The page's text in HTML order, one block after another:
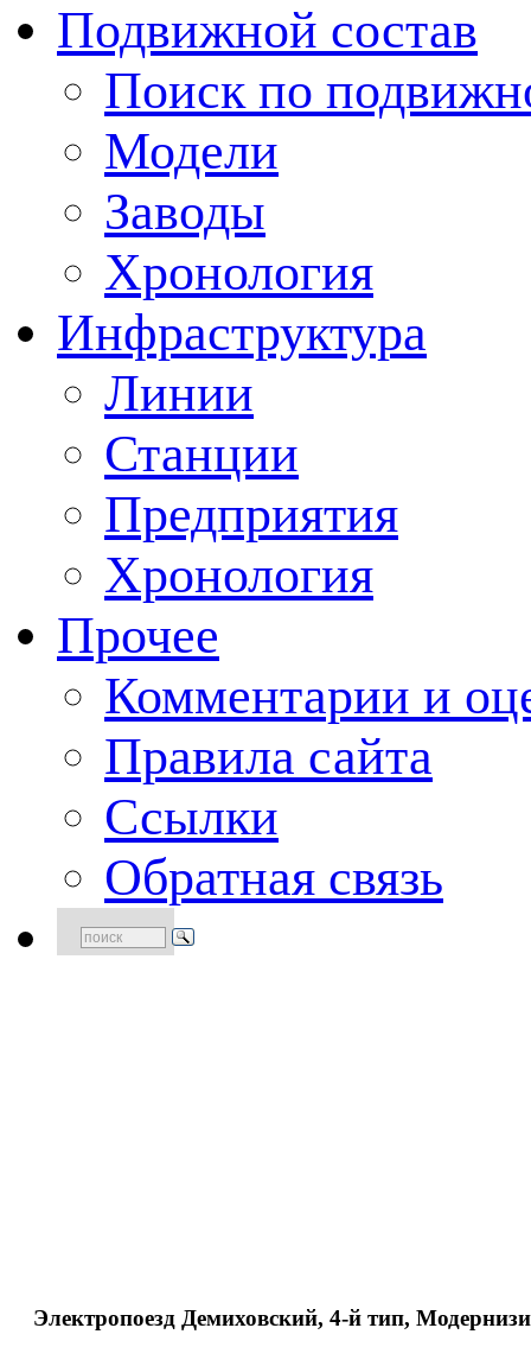
Подвижной состав
Поиск по
Модели
Заводы
Хронология
Инфраструктура
Линии
Станции
Предприятия
Хронология
Прочее
Комментарии и
Правила сайта
Ссылки
Обратная связь
Электропоезд Демиховский, 4-й тип,